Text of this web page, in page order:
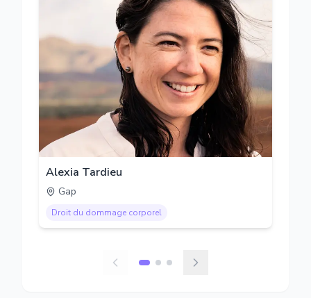
Alexia Tardieu
Gap
Droit du dommage corporel